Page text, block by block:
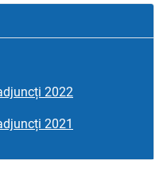
2022
2021